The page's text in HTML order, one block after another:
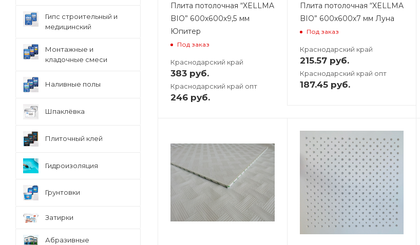
Плита потолочная “XELLMA
BIO” 600х600х9,5 мм
Юпитер
Под заказ
Краснодарский край
383 руб.
Краснодарский край опт
246 руб.
Плита потолочная “XELLMA
BIO” 600х600х7 мм Луна
Под заказ
Краснодарский край
215.57руб.
Краснодарский край опт
187.45руб.
Гипс строительный и
медицинский
Монтажные и
кладочные смеси
Наливные полы
Шпаклёвка
Плиточный клей
Гидроизоляция
Грунтовки
Затирки
Абразивные